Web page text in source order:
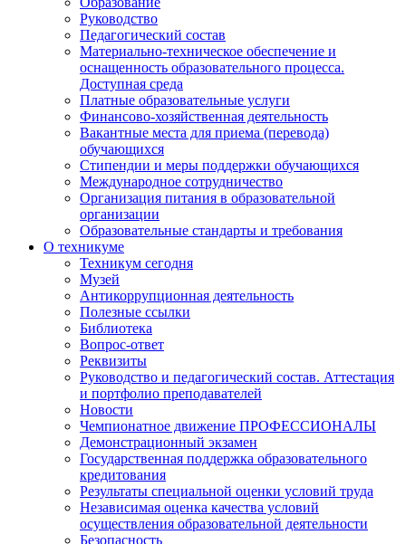
Руководство
Педагогический состав
Материально-техническое обеспечение и
оснащенность образовательного процесса.
Доступная среда
Платные образовательные услуги
Финансово-хозяйственная деятельность
Вакантные места для приема (перевода)
обучающихся
Стипендии и меры поддержки обучающихся
Международное сотрудничество
Организация питания в образовательной
организации
Образовательные стандарты и требования
О техникуме
Техникум сегодня
Музей
Антикоррупционная деятельность
Полезные ссылки
Библиотека
Вопрос-ответ
Реквизиты
Руководство и педагогический состав. Аттестация
и портфолио преподавателей
Новости
Чемпионатное движение ПРОФЕССИОНАЛЫ
Демонстрационный экзамен
Государственная поддержка образовательного
кредитования
Результаты специальной оценки условий труда
Независимая оценка качества условий
осуществления образовательной деятельности
Безопасность